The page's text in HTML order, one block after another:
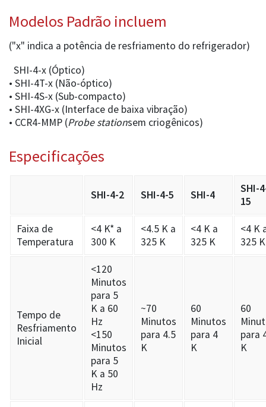
Modelos Padrão incluem
("x" indica a potência de resfriamento do refrigerador)
SHI-4-x (Óptico)
• SHI-4T-x (Não-óptico)
• SHI-4S-x (Sub-compacto)
• SHI-4XG-x (Interface de baixa vibração)
• CCR4-MMP (Probe stationsem criogênicos)
Especificações
SHI-4-2 SHI-4-5 SHI-4
SHI-
15
Faixa de
Temperatura
<4 K* a
300 K
<4.5 K a
325 K
<4 K a
325 K
<4 K
325 K
Tempo de
Resfriamento
Inicial
<120
Minutos
para 5
K a 60
Hz
<150
Minutos
para 5
K a 50
Hz
~70
Minutos
para 4.5
K
60
Minutos
para 4
K
60
para
K